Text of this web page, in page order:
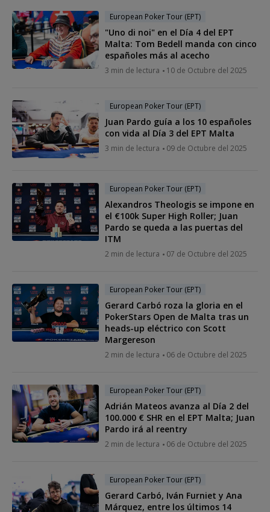
European Poker Tour (EPT)
"Uno di noi" en el Día 4 del EPT
Malta: Tom Bedell manda con cinco
españoles más al acecho
3 min de lectura 10 de Octubre del 2025
European Poker Tour (EPT)
Juan Pardo guía a los 10 españoles
con vida al Día 3 del EPT Malta
3 min de lectura 09 de Octubre del 2025
European Poker Tour (EPT)
Alexandros Theologis se impone en
el €100k Super High Roller; Juan
Pardo se queda a las puertas del
ITM
2 min de lectura 07 de Octubre del 2025
European Poker Tour (EPT)
Gerard Carbó roza la gloria en el
PokerStars Open de Malta tras un
heads-up eléctrico con Scott
Margereson
2 min de lectura 06 de Octubre del 2025
European Poker Tour (EPT)
Adrián Mateos avanza al Día 2 del
100.000 € SHR en el EPT Malta; Juan
Pardo irá al reentry
2 min de lectura 06 de Octubre del 2025
European Poker Tour (EPT)
Gerard Carbó, Iván Furniet y Ana
Márquez, entre los últimos 14